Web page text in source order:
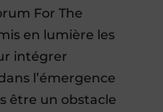
For The
en lumière les
intégrer
l’émergence
être un obstacle